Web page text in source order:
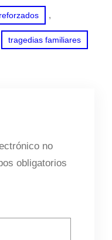
,
tragedias familiares
no
obligatorios